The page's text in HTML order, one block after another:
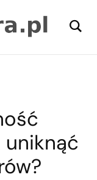
uniknąć